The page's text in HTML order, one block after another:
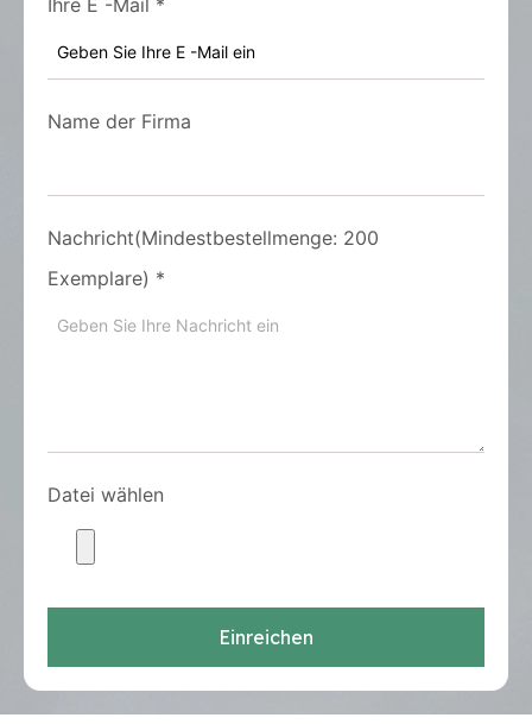
Ihre E -Mail *
Name der Firma
Nachricht(Mindestbestellmenge: 200
Exemplare) *
Datei wählen
Einreichen